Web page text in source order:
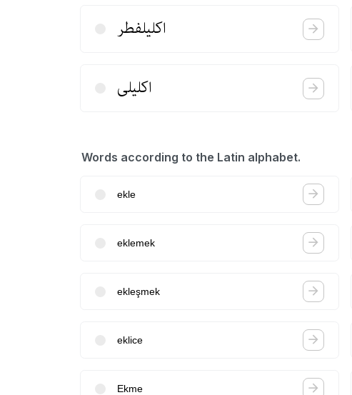
اكلیلفطر
اكلیلی
Words according to the Latin alphabet.
ekle
eklemek
ekleşmek
eklice
Ekme